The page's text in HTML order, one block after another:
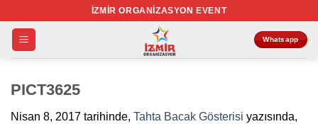
atla
İZMIR ORGANIZASYON EVENT
Whatsapp
PICT3625
Nisan 8, 2017 tarihinde, Tahta Bacak Gösterisi yazısında,